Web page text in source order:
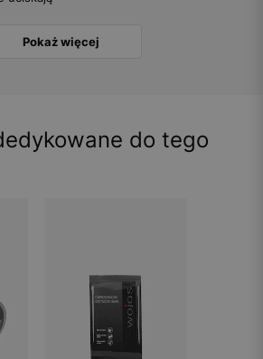
Pokaż więcej
do tego